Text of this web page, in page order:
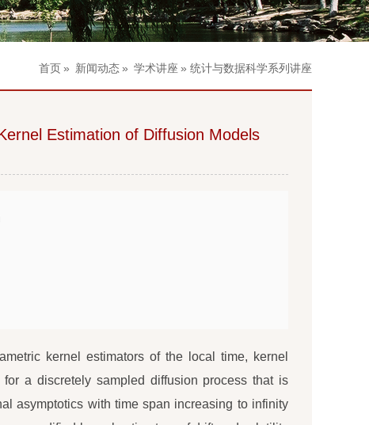
首页» 新闻动态» 学术讲座 » 统计与数据科学系列讲座
Estimation of Diffusion Models
kernel estimators of the local time, kernel
a discretely sampled diffusion process that is
asymptotics with time span increasing to infinity